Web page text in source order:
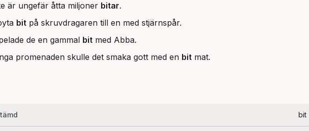
är ungefär åtta miljoner bitar.
bit på skruvdragaren till en med stjärnspår.
de en gammal bit med Abba.
promenaden skulle det smaka gott med en bit mat.
bit